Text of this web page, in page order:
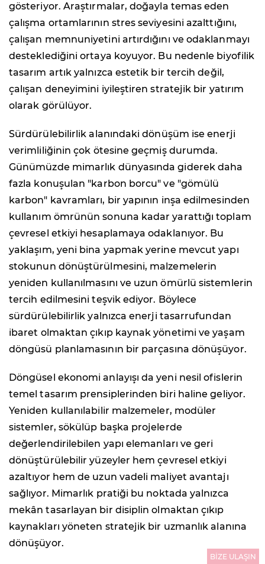
gösteriyor. Araştırmalar, doğayla temas eden
çalışma ortamlarının stres seviyesini azalttığını,
çalışan memnuniyetini artırdığını ve odaklanmayı
desteklediğini ortaya koyuyor. Bu nedenle biyofilik
tasarım artık yalnızca estetik bir tercih değil,
çalışan deneyimini iyileştiren stratejik bir yatırım
olarak görülüyor.
Sürdürülebilirlik alanındaki dönüşüm ise enerji
verimliliğinin çok ötesine geçmiş durumda.
Günümüzde mimarlık dünyasında giderek daha
fazla konuşulan "karbon borcu" ve "gömülü
karbon" kavramları, bir yapının inşa edilmesinden
kullanım ömrünün sonuna kadar yarattığı toplam
çevresel etkiyi hesaplamaya odaklanıyor. Bu
yaklaşım, yeni bina yapmak yerine mevcut yapı
stokunun dönüştürülmesini, malzemelerin
yeniden kullanılmasını ve uzun ömürlü sistemlerin
tercih edilmesini teşvik ediyor. Böylece
sürdürülebilirlik yalnızca enerji tasarrufundan
ibaret olmaktan çıkıp kaynak yönetimi ve yaşam
döngüsü planlamasının bir parçasına dönüşüyor.
Döngüsel ekonomi anlayışı da yeni nesil ofislerin
temel tasarım prensiplerinden biri haline geliyor.
Yeniden kullanılabilir malzemeler, modüler
sistemler, sökülüp başka projelerde
değerlendirilebilen yapı elemanları ve geri
dönüştürülebilir yüzeyler hem çevresel etkiyi
azaltıyor hem de uzun vadeli maliyet avantajı
sağlıyor. Mimarlık pratiği bu noktada yalnızca
mekân tasarlayan bir disiplin olmaktan çıkıp
kaynakları yöneten stratejik bir uzmanlık alanına
dönüşüyor.
BİZE ULAŞIN